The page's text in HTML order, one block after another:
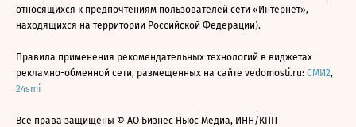
относящихся к предпочтениям пользователей сети «Интернет»,
находящихся на территории Российской Федерации).
Правила применения рекомендательных технологий в виджетах
рекламно-обменной сети, размещенных на сайте vedomosti.ru: СМИ2,
24smi
Все права защищены © АО Бизнес Ньюс Медиа, ИНН/КПП